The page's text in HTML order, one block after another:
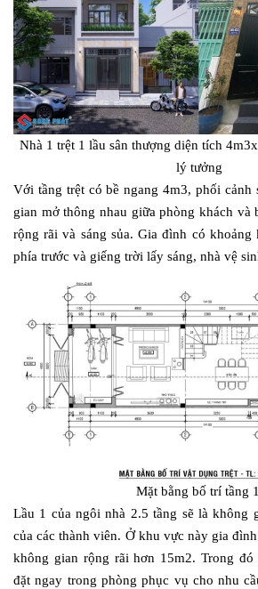
Nhà 1 trệt 1 lầu sân thượng diện tích
lý tưởng
Với tầng trệt có bề ngang 4m3, phối cảnh
gian mở thông nhau giữa phòng khách và
rộng rãi và sáng sủa. Gia đình có
phía trước và giếng trời lấy sáng, nhà vệ
Mặt bằng bố trí tầng
Lầu 1 của ngôi nhà 2.5 tầng sẽ là không
của các thành viên. Ở khu vực này gia
không gian rộng rãi hơn 15m2. Trong
đặt ngay trong phòng phục vụ cho nhu